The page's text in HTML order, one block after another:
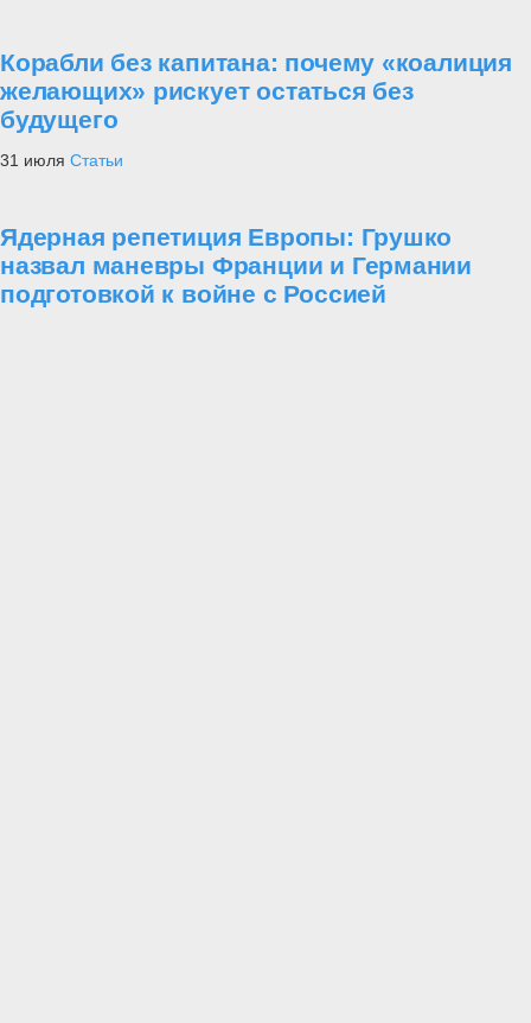
Корабли без капитана: почему «коалиция
желающих» рискует остаться без
будущего
31 июля Статьи
Ядерная репетиция Европы: Грушко
назвал маневры Франции и Германии
подготовкой к войне с Россией